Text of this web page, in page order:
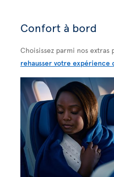
Confort à bord
Choisissez parmi nos extras
rehausser votre expérience